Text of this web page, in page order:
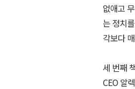
없애고
는 정치
각보다
세 번째
CEO 알